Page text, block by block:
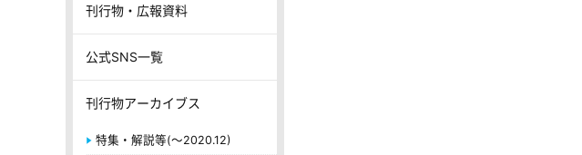
刊行物・広報資料
公式SNS一覧
刊行物アーカイブス
特集・解説等(～2020.12)